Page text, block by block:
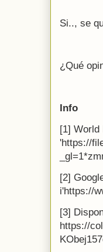
Si.., se
¿Qué
Info
[1] World
'https://
[2]
i'https://
[3]
https://